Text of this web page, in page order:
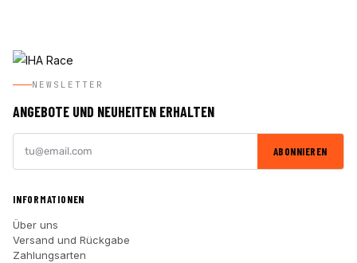
NEWSLETTER
ANGEBOTE UND NEUHEITEN ERHALTEN
ABONNIEREN
INFORMATIONEN
Über uns
Versand und Rückgabe
Zahlungsarten